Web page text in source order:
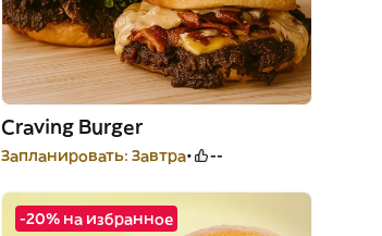
Craving Burger
Запланировать: Завтра --
-20% на избранное